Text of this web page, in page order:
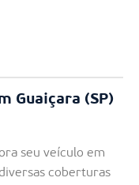
Guaiçara (SP)
seu veículo em
coberturas